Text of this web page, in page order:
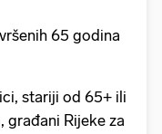
65 godina
stariji od 65+ ili
građani Rijeke za